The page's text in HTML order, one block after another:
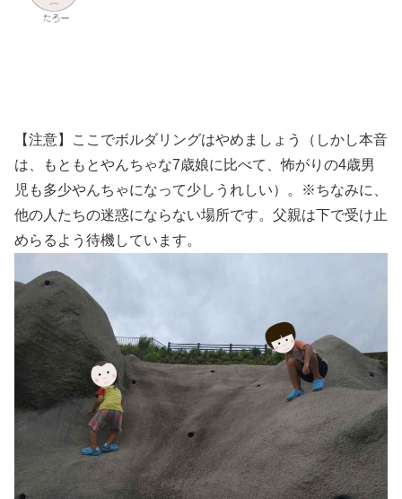
【注意】ここでボルダリングはやめましょう（しかし本音
は、もともとやんちゃな7歳娘に比べて、怖がりの4歳男
児も多少やんちゃになって少しうれしい）。※ちなみに、
他の人たちの迷惑にならない場所です。父親は下で受け止
めらるよう待機しています。